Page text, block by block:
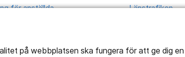
på webbplatsen ska fungera för att ge dig
för anställda
Länstrafiken
Utveckling